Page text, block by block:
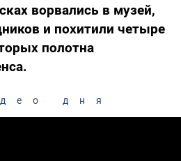
ворвались в музей,
и похитили четыре
полотна
дня